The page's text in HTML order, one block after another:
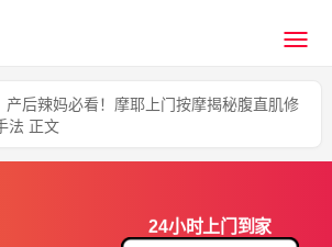
产后辣妈必看！摩耶上门按摩揭秘腹直肌修
法 正文
24小时上门到家